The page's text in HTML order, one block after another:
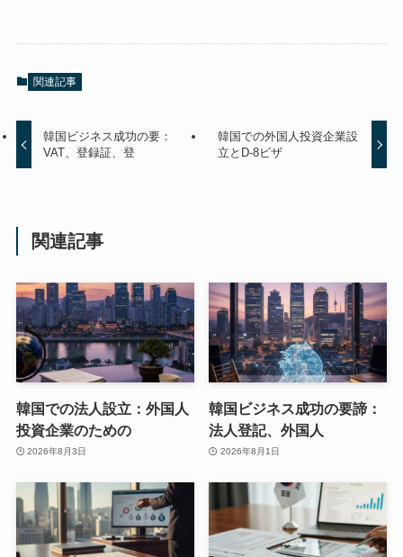
関連記事
韓国ビジネス成功の要：
VAT、登録証、登
韓国での外国人投資企業設
立とD-8ビザ
関連記事
韓国での法人設立：外国人
投資企業のための
2026年8月3日
韓国ビジネス成功の要諦：
法人登記、外国人
2026年8月1日